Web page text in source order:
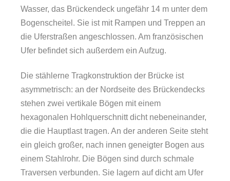
Wasser, das Brückendeck ungefähr 14 m unter dem
Bogenscheitel. Sie ist mit Rampen und Treppen an
die Uferstraßen angeschlossen. Am französischen
Ufer befindet sich außerdem ein Aufzug.
Die stählerne Tragkonstruktion der Brücke ist
asymmetrisch: an der Nordseite des Brückendecks
stehen zwei vertikale Bögen mit einem
hexagonalen Hohlquerschnitt dicht nebeneinander,
die die Hauptlast tragen. An der anderen Seite steht
ein gleich großer, nach innen geneigter Bogen aus
einem Stahlrohr. Die Bögen sind durch schmale
Traversen verbunden. Sie lagern auf dicht am Ufer